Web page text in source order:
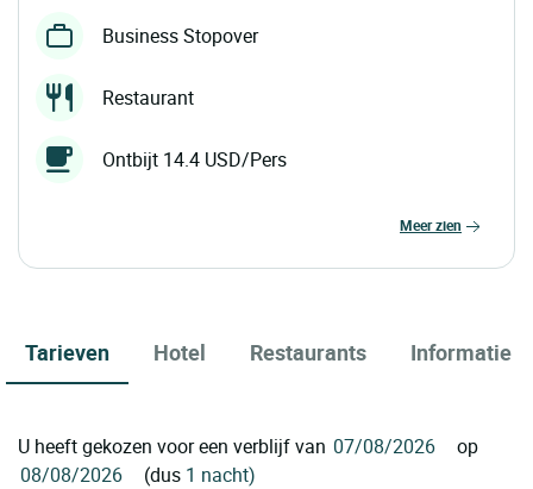
Business Stopover
Restaurant
Ontbijt 14.4 USD/Pers
meer zien
Tarieven Hotel Restaurants Informatie
U heeft gekozen voor een verblijf van
op
(dus 1 nacht)